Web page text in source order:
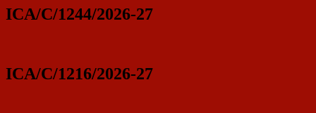
ICA/C/1244/2026-27
ICA/C/1216/2026-27